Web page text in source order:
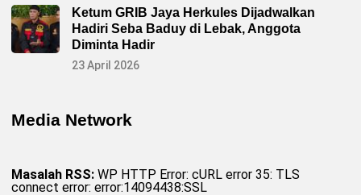
Ketum GRIB Jaya Herkules Dijadwalkan
Hadiri Seba Baduy di Lebak, Anggota
Diminta Hadir
23 April 2026
Media Network
Masalah RSS: WP HTTP Error: cURL error 35: TLS
connect error: error:14094438:SSL